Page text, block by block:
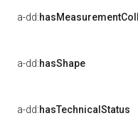
a-dd:
a-dd:hasShape
a-dd:hasTechnicalStatus